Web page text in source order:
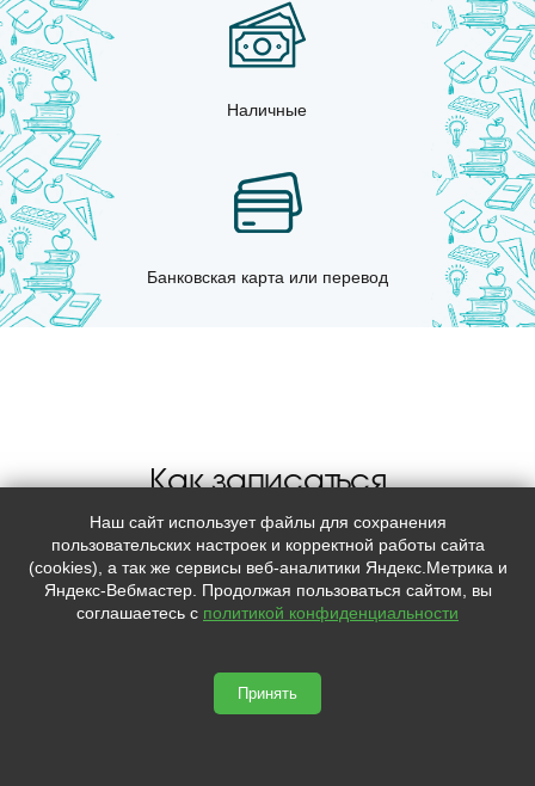
Наличные
Банковская карта или перевод
Как записаться
телефону
Наш сайт использует файлы для сохранения
пользовательских настроек и корректной работы сайта
(cookies), а так же сервисы веб-аналитики Яндекс.Метрика и
Яндекс-Вебмастер. Продолжая пользоваться сайтом, вы
соглашаетесь с политикой конфиденциальности
Принять